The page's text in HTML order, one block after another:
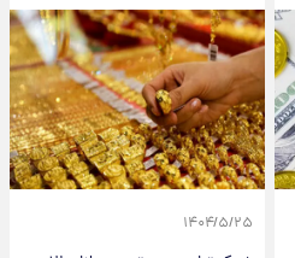
۱۴۰۴/۵/۲۵